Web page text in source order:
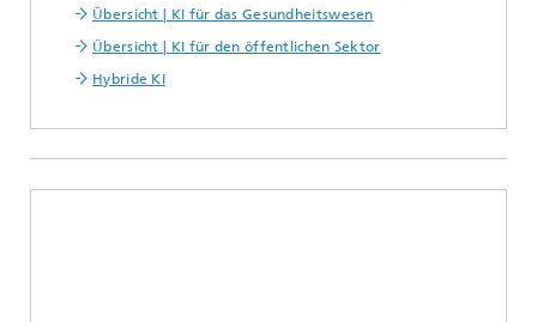
Übersicht | KI für das Gesundheitswesen
Übersicht | KI für den öffentlichen Sektor
Hybride KI